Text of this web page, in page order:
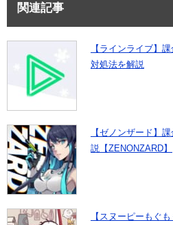
関連記事
【ラインライブ】
対処法を解説
【ゼノンザード】
説【ZENONZARD】
【スヌーピーもぐ